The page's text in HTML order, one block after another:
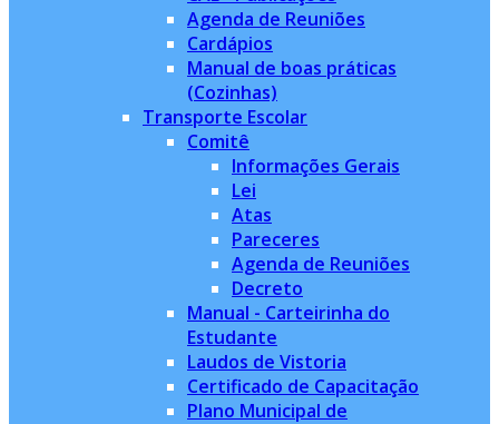
Agenda de Reuniões
Cardápios
Manual de boas práticas
(Cozinhas)
Transporte Escolar
Comitê
Informações Gerais
Lei
Atas
Pareceres
Agenda de Reuniões
Decreto
Manual - Carteirinha do
Estudante
Laudos de Vistoria
Certificado de Capacitação
Plano Municipal de